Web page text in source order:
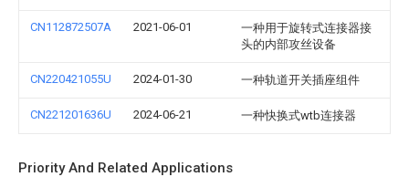
CN112872507A 2021-06-01
一种用于旋转式连接器接
头的内部攻丝设备
CN220421055U 2024-01-30 一种轨道开关插座组件
CN221201636U 2024-06-21 一种快换式wtb连接器
Priority And Related Applications